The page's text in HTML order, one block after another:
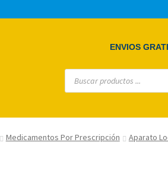
ENVIOS
Medicamentos Por Prescripción Aparato